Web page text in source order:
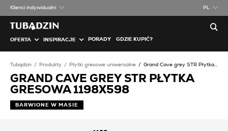
Klienci indywidualni PL
OFERTA INSPIRACJE PORADY GDZIE KUPIĆ?
Tubądzin Produkty Płytki gresowe uniwersalne Grand Cave grey STR Płytka gresowa
GRAND CAVE GREY STR PŁYTKA
GRESOWA 1198X598
BARWIONE W MASIE